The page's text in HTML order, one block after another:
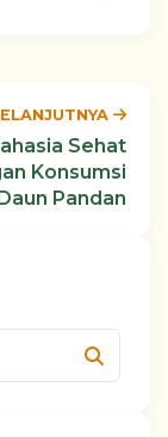
Sehat
Konsumsi
Pandan